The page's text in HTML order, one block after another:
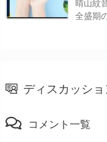
晴山紋
全盛期
ディスカッショ
コメント一覧